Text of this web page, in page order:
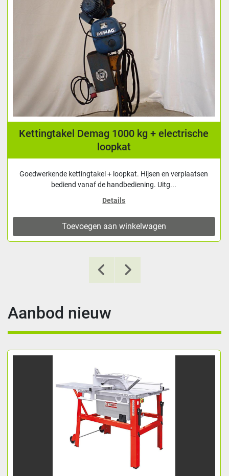
Kettingtakel Demag 1000 kg + electrische
loopkat
Goedwerkende kettingtakel + loopkat. Hijsen en verplaatsen
bediend vanaf de handbediening. Uitg...
Details
Toevoegen aan winkelwagen
Aanbod nieuw